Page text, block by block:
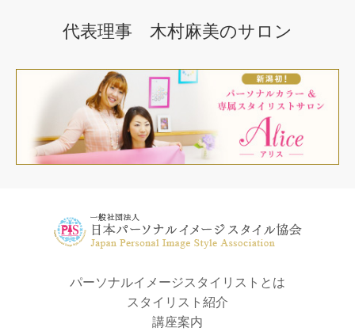
代表理事 木村麻美のサロン
パーソナルイメージスタイリストとは
スタイリスト紹介
講座案内